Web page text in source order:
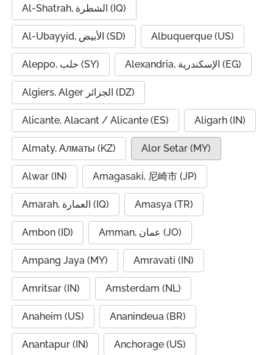
Al-Shatrah, الشطرة (IQ)
Al-Ubayyid, الأبيض (SD) Albuquerque (US)
Aleppo, حلب (SY) Alexandria, الإسكندرية (EG)
Algiers, Alger الجزائر (DZ)
Alicante, Alacant / Alicante (ES) Aligarh (IN)
Almaty, Алматы (KZ) Alor Setar (MY)
Alwar (IN) Amagasaki, 尼崎市 (JP)
Amarah, العمارة (IQ) Amasya (TR)
Ambon (ID) Amman, عمان (JO)
Ampang Jaya (MY) Amravati (IN)
Amritsar (IN) Amsterdam (NL)
Anaheim (US) Ananindeua (BR)
Anantapur (IN) Anchorage (US)